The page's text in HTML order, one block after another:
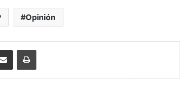
Opinión
Share via Email Print